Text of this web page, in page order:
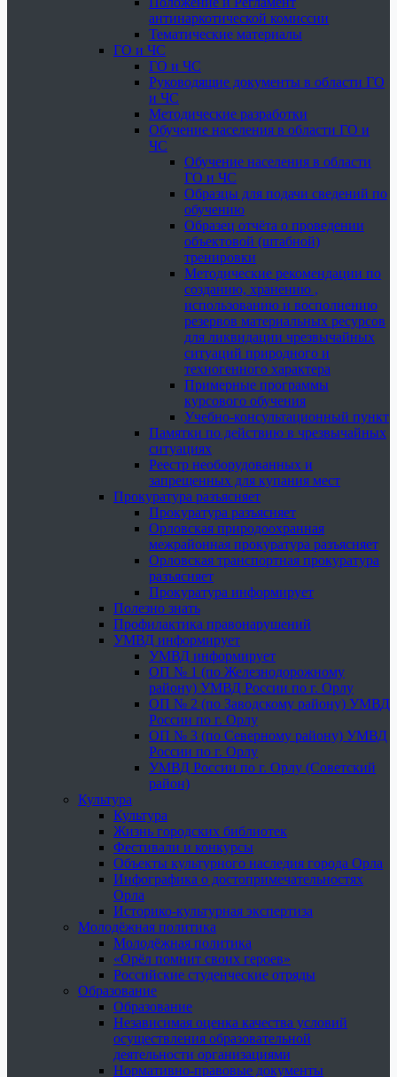
антинаркотической комиссии
Тематические материалы
ГО и ЧС
ГО и ЧС
Руководящие документы в области ГО
и ЧС
Методические разработки
Обучение населения в области ГО и
ЧС
Обучение населения в области
ГО и ЧС
Образцы для подачи сведений по
обучению
Образец отчёта о проведении
объектовой (штабной)
тренировки
Методические рекомендации по
созданию, хранению ,
использованию и восполнению
резервов материальных ресурсов
для ликвидации чрезвычайных
ситуаций природного и
техногенного характера
Примерные программы
курсового обучения
Учебно-консультационный пункт
Памятки по действию в чрезвычайных
ситуациях
Реестр необорудованных и
запрещенных для купания мест
Прокуратура разъясняет
Прокуратура разъясняет
Орловская природоохранная
межрайонная прокуратура разъясняет
Орловская транспортная прокуратура
разъясняет
Прокуратура информирует
Полезно знать
Профилактика правонарушений
УМВД информирует
УМВД информирует
ОП № 1 (по Железнодорожному
району) УМВД России по г. Орлу
ОП № 2 (по Заводскому району) УМВД
России по г. Орлу
ОП № 3 (по Северному району) УМВД
России по г. Орлу
УМВД России по г. Орлу (Советский
район)
Культура
Культура
Жизнь городских библиотек
Фестивали и конкурсы
Объекты культурного наследия города Орла
Инфографика о достопримечательностях
Орла
Историко-культурная экспертиза
Молодёжная политика
Молодёжная политика
«Орёл помнит своих героев»
Российские студенческие отряды
Образование
Образование
Независимая оценка качества условий
осуществления образовательной
деятельности организациями
Нормативно-правовые документы